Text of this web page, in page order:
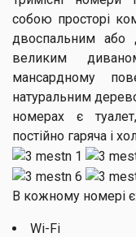
собою просторі
двоспальним або
великим
мансардному
натуральним
номерах є
постійно гаряча і
В кожному номері є:
Wi-Fi